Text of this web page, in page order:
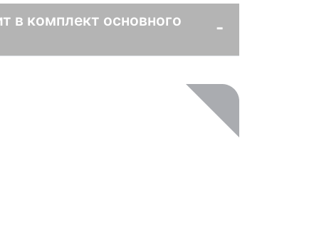
в комплект основного